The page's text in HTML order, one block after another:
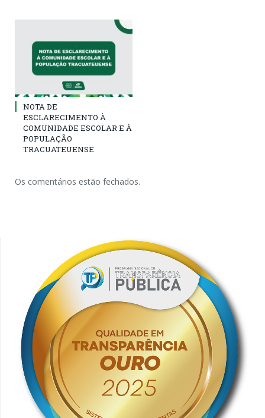
NOTA DE
ESCLARECIMENTO À
COMUNIDADE ESCOLAR E À
POPULAÇÃO
TRACUATEUENSE
Os comentários estão fechados.